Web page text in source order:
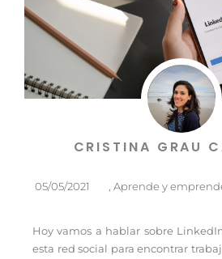
CRISTINA GRAU
05/05/2021 , Aprende y
Hoy vamos a hablar sobre
esta red social para encontrar